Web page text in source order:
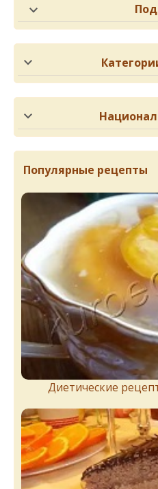
Популярные рецепты
Диетические